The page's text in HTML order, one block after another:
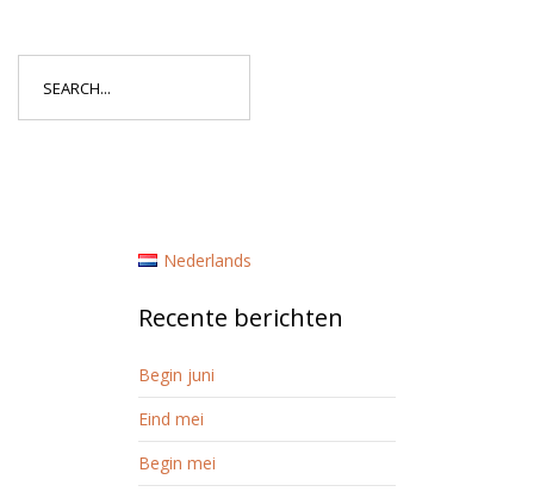
Nederlands
Recente berichten
Begin juni
Eind mei
Begin mei